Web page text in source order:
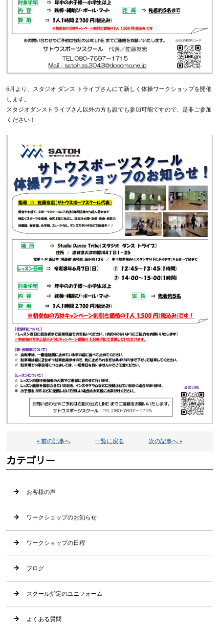
6月より、スタジオ ダンス トライブさんにて新しく体操ワークショップを開催
します。
スタジオダンストライブさん以外の方も誰でも参加可能ですので、是非ご参加
ください！
« 前の記事へ 一覧に戻る 次の記事へ »
カテゴリー
お客様の声
ワークショップのお知らせ
ワークショップの日程
ブログ
スクール指定のユニフォーム
よくある質問